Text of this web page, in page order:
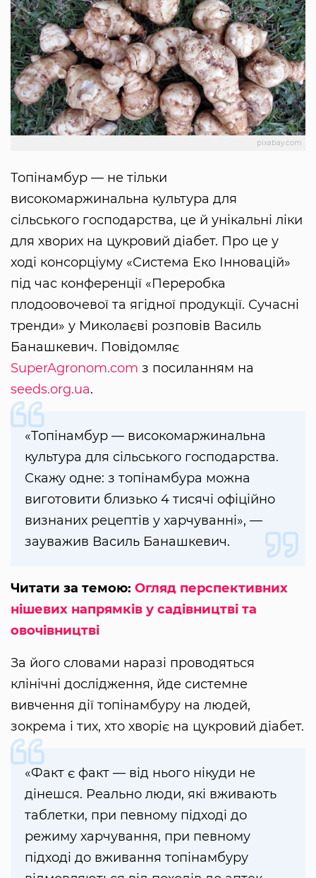
pixabay.com
Топінамбур — не тільки
високомаржинальна культура для
сільського господарства, це й унікальні ліки
для хворих на цукровий діабет. Про це у
ході консорціуму «Система Еко Інновацій»
під час конференції «Переробка
плодоовочевої та ягідної продукції. Сучасні
тренди» у Миколаєві розповів Василь
Банашкевич. Повідомляє
SuperAgronom.com з посиланням на
seeds.org.ua.
«Топінамбур — високомаржинальна
культура для сільського господарства.
Скажу одне: з топінамбура можна
виготовити близько 4 тисячі офіційно
визнаних рецептів у харчуванні», —
зауважив Василь Банашкевич.
Читати за темою: Огляд перспективних
нішевих напрямків у садівництві та
овочівництві
За його словами наразі проводяться
клінічні дослідження, йде системне
вивчення дії топінамбуру на людей,
зокрема і тих, хто хворіє на цукровий діабет.
«Факт є факт — від нього нікуди не
дінешся. Реально люди, які вживають
таблетки, при певному підході до
режиму харчування, при певному
підході до вживання топінамбуру